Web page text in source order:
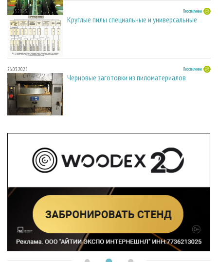
27.05.2025 Лесопиление
Круглые пилы специальные и универсальные
26.03.2025 Лесопиление
Черновые заготовки из пиломатериалов